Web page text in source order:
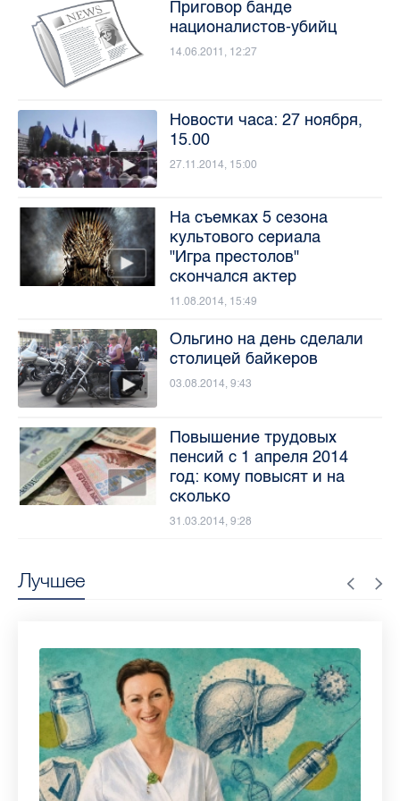
Лучшее
Приговор банде
националистов-убийц
14.06.2011, 12:27
Новости часа: 27 ноября,
15.00
27.11.2014, 15:00
На съемках 5 сезона
культового сериала
"Игра престолов"
скончался актер
11.08.2014, 15:49
Ольгино на день сделали
столицей байкеров
03.08.2014, 9:43
Повышение трудовых
пенсий с 1 апреля 2014
год: кому повысят и на
сколько
31.03.2014, 9:28